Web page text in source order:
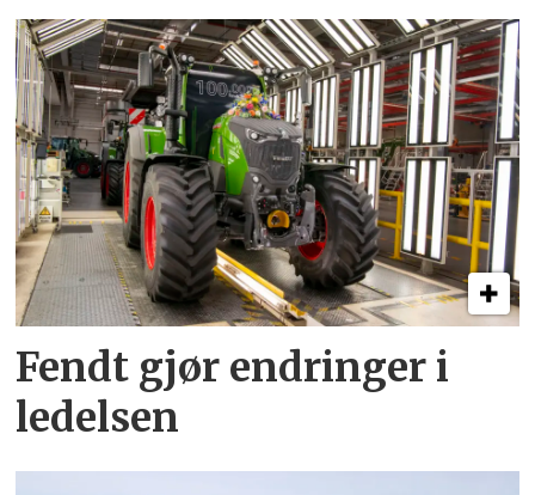
Fendt gjør endringer i
ledelsen